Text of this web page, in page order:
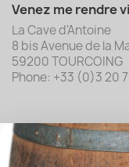
Venez me rendre
La Cave d'Antoine
8 bis Avenue de la
59200 TOURCOING
Phone: +33 (0)3 20